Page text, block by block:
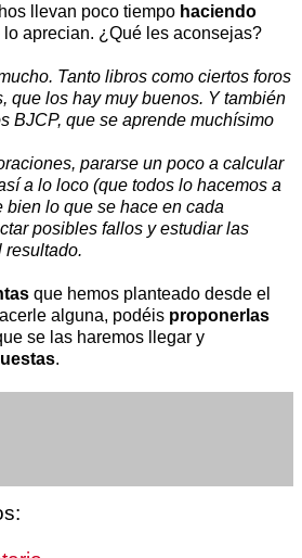
llevan poco tiempo haciendo
lo aprecian. ¿Qué les aconsejas?
Tanto libros como ciertos foros
que los hay muy buenos. Y también
BJCP, que se aprende muchísimo
pararse un poco a calcular
a lo loco (que todos lo hacemos a
bien lo que se hace en cada
posibles fallos y estudiar las
resultado.
que hemos planteado desde el
alguna, podéis proponerlas
se las haremos llegar y
.